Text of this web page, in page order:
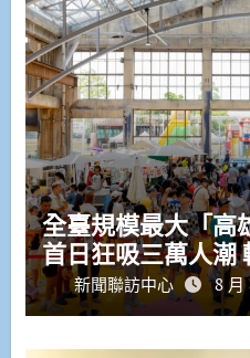
全臺規模最大「高
新聞聯訪中心 8 月